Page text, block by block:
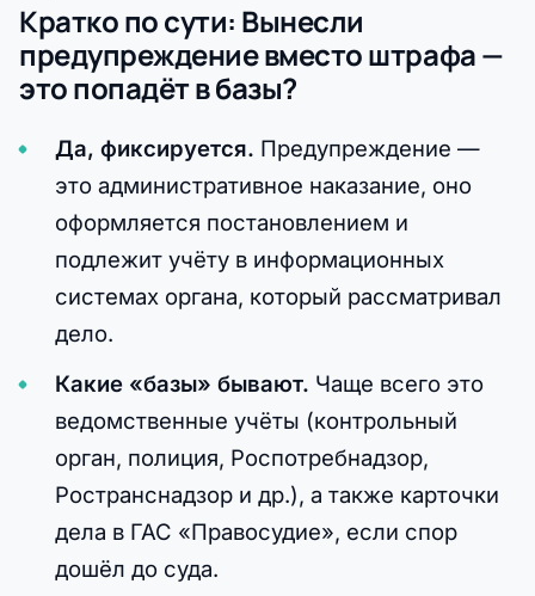
Кратко по сути: Вынесли
предупреждение вместо штрафа —
это попадёт в базы?
Да, фиксируется. Предупреждение —
это административное наказание, оно
оформляется постановлением и
подлежит учёту в информационных
системах органа, который рассматривал
дело.
Какие «базы» бывают. Чаще всего это
ведомственные учёты (контрольный
орган, полиция, Роспотребнадзор,
Ространснадзор и др.), а также карточки
дела в ГАС «Правосудие», если спор
дошёл до суда.